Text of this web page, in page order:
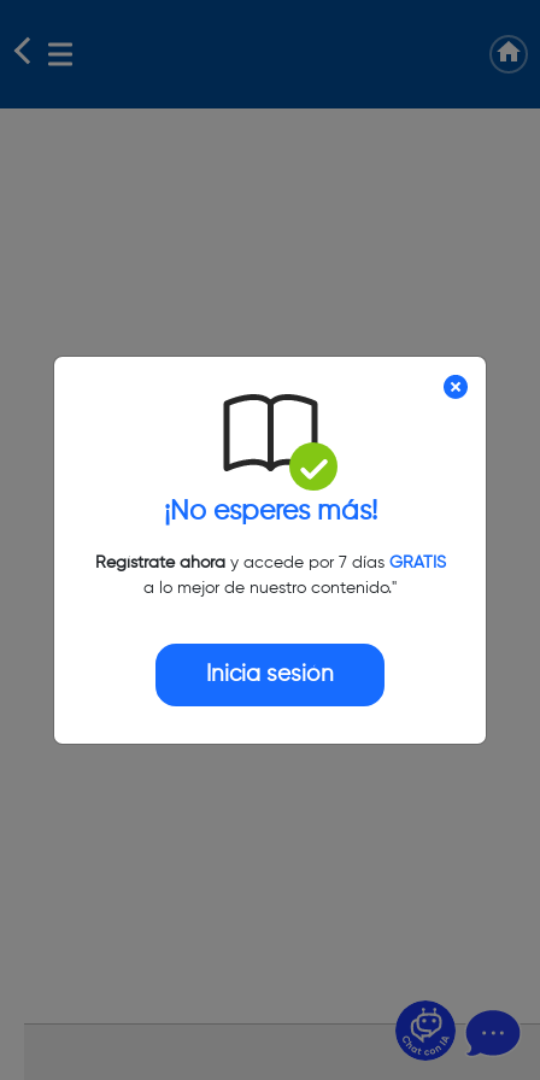
¡No esperes más!
Regístrate ahoray accede por 7 días GRATIS
a lo mejor de nuestro contenido."
Inicia sesión